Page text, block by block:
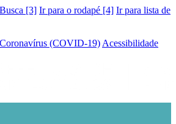
Busca [3] Ir para o rodapé [4] Ir para lista de
Coronavírus (COVID-19) Acessibilidade